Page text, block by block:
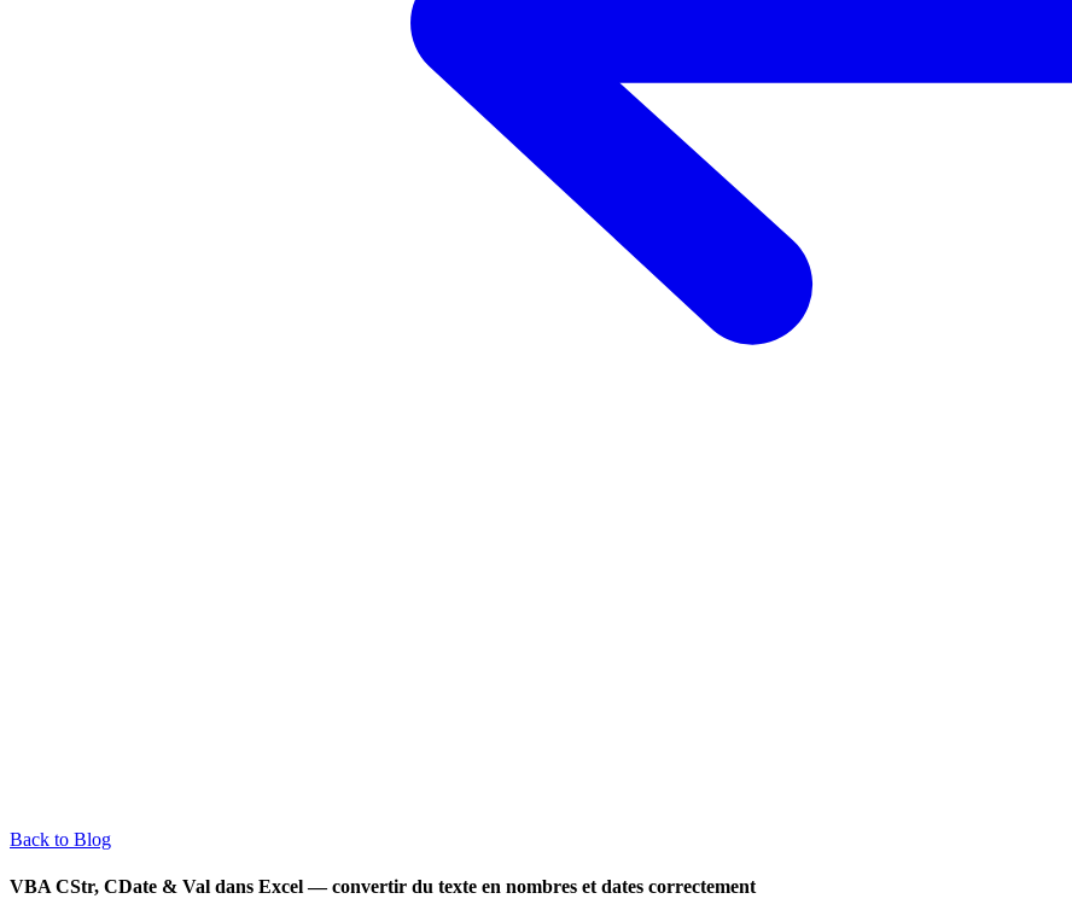
Back to Blog
VBA CStr, CDate & Val dans Excel — convertir du texte en nombres et dates correctement